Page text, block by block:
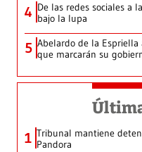
4 De las redes sociales a
bajo la lupa
5 Abelardo de la Espriella
que marcarán su
1 Tribunal mantiene
Pandora